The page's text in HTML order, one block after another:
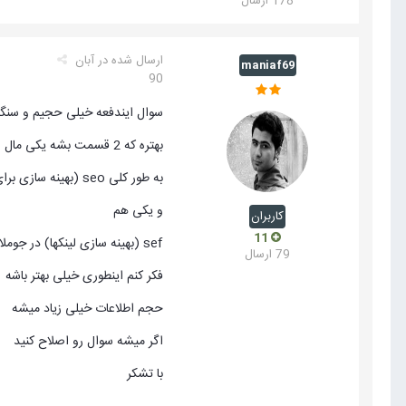
maniaf69
کاربران
79 ارسال
ارسال شده درآبان
90
سوال ایندفعه خیلی حجیم و
بهتره که 2 قسمت بشه یکی مال این هفته که بشه
به طور کلی seo (بهینه سازی برای موتورهای جستجو) در جوملا 1.5 و 1.7 شرح دهید
و یکی هم
sef (بهینه سازی لینکها) در جوملا 1.5 و یا 1.7 را شرح دهید
فکر کنم اینطوری خیلی بهتر باشه
حجم اطلاعات خیلی زیاد میشه
اگر میشه سوال رو اصلاح کنید
با تشکر